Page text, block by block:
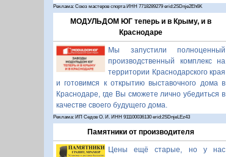
Реклама: Союз мастеров спорта ИНН 7718289279 erid:2SDnje2Eh6K
МОДУЛЬДОМ ЮГ теперь и в Крыму, и в
Краснодаре
Мы запустили полноценный
производственный комплекс на
территории Краснодарского края
и готовимся к открытию выставочного дома в
Краснодаре, где Вы сможете лично убедиться в
качестве своего будущего дома.
Реклама: ИП Седов О. И. ИНН 911100036130 erid:2SDnjeLEz43
Памятники от производителя
Цены ещё старые, но у нас